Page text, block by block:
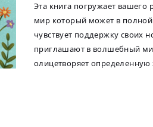
Эта книга погружает вашего
мир который может в полной
чувствует поддержку своих
приглашают в волшебный
олицетворяет